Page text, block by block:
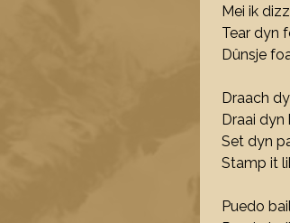
Mei ik
Tear dyn
Dûnsje
Draach
Draai dyn
Set dyn
Stamp it
Puedo